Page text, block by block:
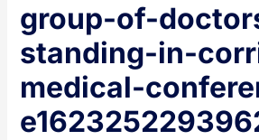
group-of-
standing-in-
medical-